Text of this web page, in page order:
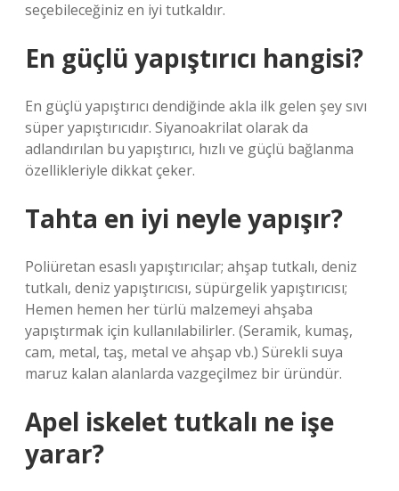
seçebileceğiniz en iyi tutkaldır.
En güçlü yapıştırıcı hangisi?
En güçlü yapıştırıcı dendiğinde akla ilk gelen şey sıvı
süper yapıştırıcıdır. Siyanoakrilat olarak da
adlandırılan bu yapıştırıcı, hızlı ve güçlü bağlanma
özellikleriyle dikkat çeker.
Tahta en iyi neyle yapışır?
Poliüretan esaslı yapıştırıcılar; ahşap tutkalı, deniz
tutkalı, deniz yapıştırıcısı, süpürgelik yapıştırıcısı;
Hemen hemen her türlü malzemeyi ahşaba
yapıştırmak için kullanılabilirler. (Seramik, kumaş,
cam, metal, taş, metal ve ahşap vb.) Sürekli suya
maruz kalan alanlarda vazgeçilmez bir üründür.
Apel iskelet tutkalı ne işe
yarar?